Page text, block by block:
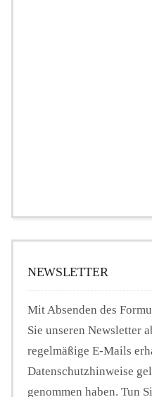
NEWSLETTER
Mit Absenden des
Sie unseren Newsletter
regelmäßige E-Mails
Datenschutzhinweise
genommen haben. Tun